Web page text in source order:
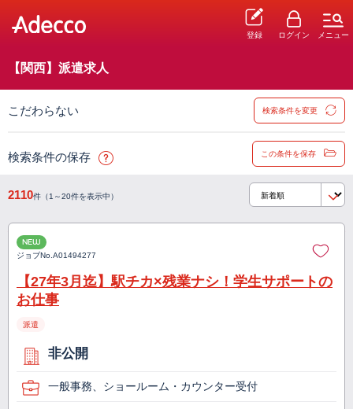
登録 ログイン メニュー
【関西】派遣求人
こだわらない 検索条件を変更
検索条件の保存 この条件を保存
2110件（1～20件を表示中）
NEW
ジョブNo.A01494277
【27年3月迄】駅チカ×残業ナシ！学生サポートの
お仕事
派遣
非公開
一般事務、ショールーム・カウンター受付